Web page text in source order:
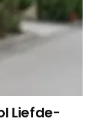
Liefde-